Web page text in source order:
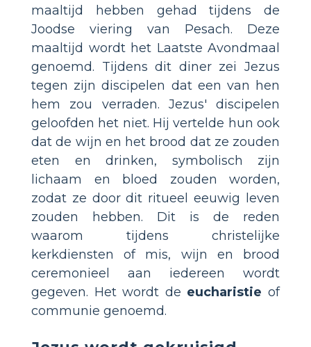
maaltijd hebben gehad tijdens de
Joodse viering van Pesach. Deze
maaltijd wordt het Laatste Avondmaal
genoemd. Tijdens dit diner zei Jezus
tegen zijn discipelen dat een van hen
hem zou verraden. Jezus' discipelen
geloofden het niet. Hij vertelde hun ook
dat de wijn en het brood dat ze zouden
eten en drinken, symbolisch zijn
lichaam en bloed zouden worden,
zodat ze door dit ritueel eeuwig leven
zouden hebben. Dit is de reden
waarom tijdens christelijke
kerkdiensten of mis, wijn en brood
ceremonieel aan iedereen wordt
gegeven. Het wordt de eucharistie of
communie genoemd.